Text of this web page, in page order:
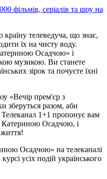
фільмів, серіалів та шоу на
телеведуча, що знає,
їх на чисту воду.
Осадчою» і
музикою. Ви станете
зірок та почуєте їхні
«Вечір прем'єр з
зберуться разом, аби
1+1 пропонує вам
Осадчою, і
життя!
Осадчою» на телеканалі
усіх подій українського